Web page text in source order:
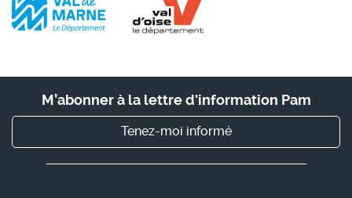
M’abonner à la lettre d'information Pam
Tenez-moi informé